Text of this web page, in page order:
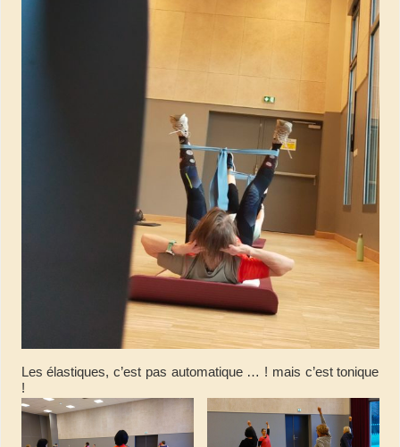
Les élastiques, c’est pas automatique … ! mais c’est tonique
!